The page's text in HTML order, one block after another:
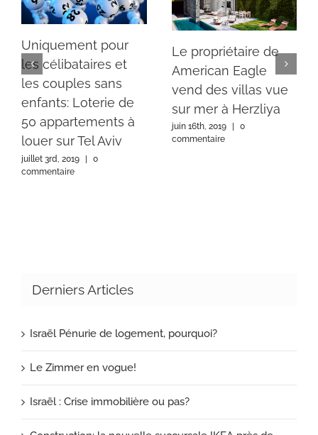
Uniquement pour
les célibataires et
les couples sans
enfants: Loterie de
50 appartements à
louer sur Tel Aviv
juillet 3rd, 2019 |
0
commentaire
Le propriétaire de
American Eagle
vend des villas vue
sur mer à Herzliya
juin 16th, 2019
0
commentaire
Derniers Articles
Israël Pénurie de logement, pourquoi?
Le Zimmer en vogue!
Israël : Crise immobilière ou pas?